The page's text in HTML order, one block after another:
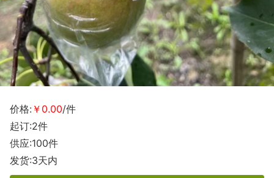
价格: ￥0.00/件
起订:2件
供应:100件
发货:3天内